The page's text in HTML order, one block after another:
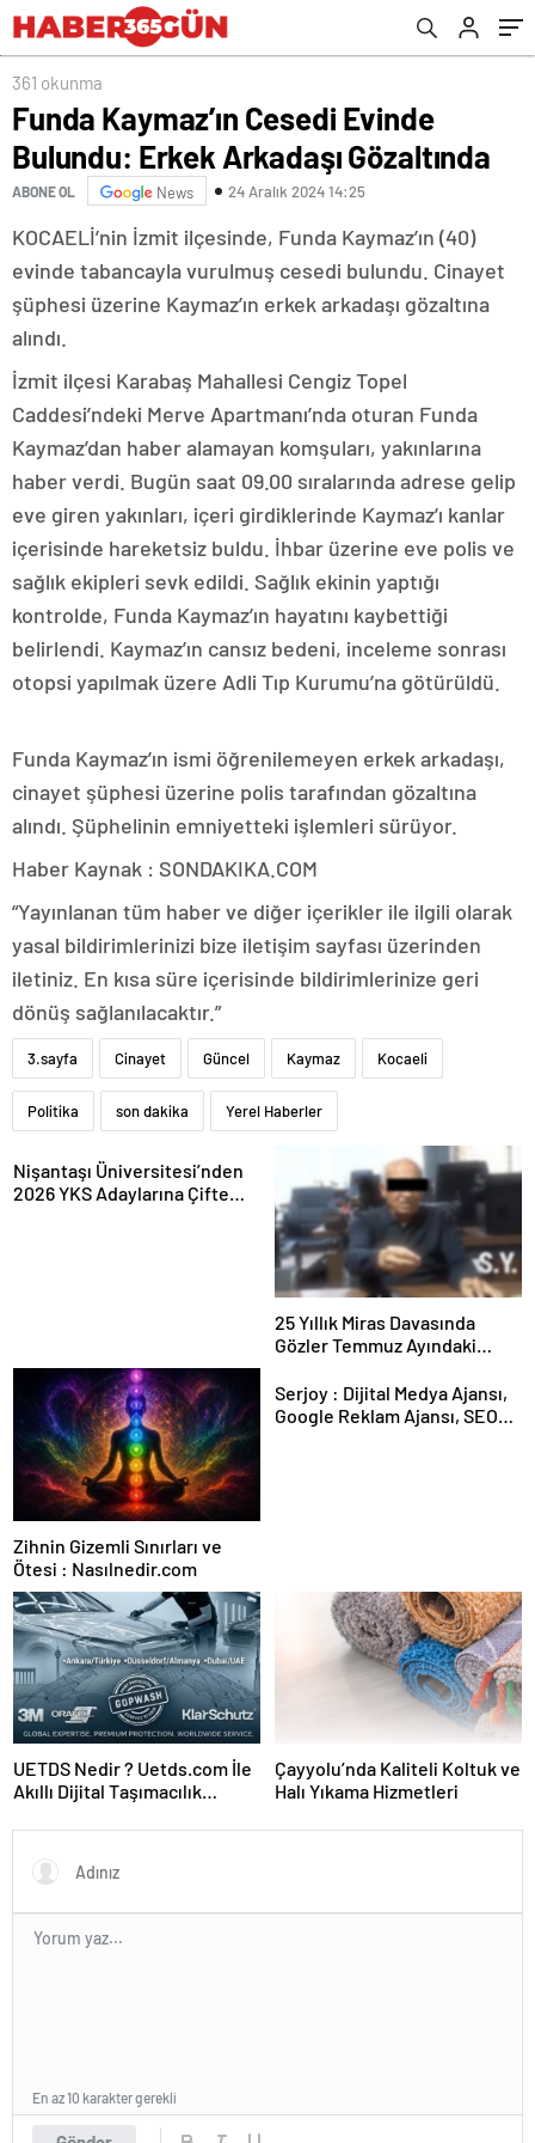
361 okunma
Funda Kaymaz’ın Cesedi Evinde
Bulundu: Erkek Arkadaşı Gözaltında
ABONE OL News 24 Aralık 2024 14:25
KOCAELİ’nin İzmit ilçesinde, Funda Kaymaz’ın (40)
evinde tabancayla vurulmuş cesedi bulundu. Cinayet
şüphesi üzerine Kaymaz’ın erkek arkadaşı gözaltına
alındı.
İzmit ilçesi Karabaş Mahallesi Cengiz Topel
Caddesi’ndeki Merve Apartmanı’nda oturan Funda
Kaymaz’dan haber alamayan komşuları, yakınlarına
haber verdi. Bugün saat 09.00 sıralarında adrese gelip
eve giren yakınları, içeri girdiklerinde Kaymaz’ı kanlar
içerisinde hareketsiz buldu. İhbar üzerine eve polis ve
sağlık ekipleri sevk edildi. Sağlık ekinin yaptığı
kontrolde, Funda Kaymaz’ın hayatını kaybettiği
belirlendi. Kaymaz’ın cansız bedeni, inceleme sonrası
otopsi yapılmak üzere Adli Tıp Kurumu’na götürüldü.
Funda Kaymaz’ın ismi öğrenilemeyen erkek arkadaşı,
cinayet şüphesi üzerine polis tarafından gözaltına
alındı. Şüphelinin emniyetteki işlemleri sürüyor.
Haber Kaynak : SONDAKIKA.COM
“Yayınlanan tüm haber ve diğer içerikler ile ilgili olarak
yasal bildirimlerinizi bize iletişim sayfası üzerinden
iletiniz. En kısa süre içerisinde bildirimlerinize geri
dönüş sağlanılacaktır.”
3.sayfa Cinayet Güncel Kaymaz Kocaeli
Politika son dakika Yerel Haberler
Nişantaşı Üniversitesi’nden
2026 YKS Adaylarına Çifte
25 Yıllık Miras Davasında
Gözler Temmuz Ayındaki
Zihnin Gizemli Sınırları ve
Ötesi : Nasılnedir.com
Serjoy : Dijital Medya Ajansı,
Google Reklam Ajansı, SEO
UETDS Nedir ? Uetds.com İle
Akıllı Dijital Taşımacılık
Çayyolu’nda Kaliteli Koltuk ve
Halı Yıkama Hizmetleri
En az 10 karakter gerekli